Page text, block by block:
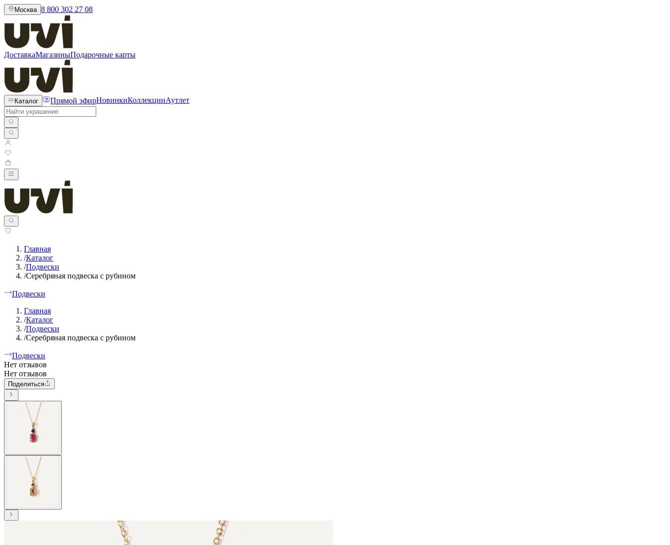
Москва 8 800 302 27 08
ДоставкаМагазиныПодарочные карты
Каталог Прямой эфирНовинкиКоллекцииАутлет
Главная
/Каталог
/Подвески
/Серебряная подвеска с рубином
Подвески
Главная
/Каталог
/Подвески
/Серебряная подвеска с рубином
Подвески
Нет отзывов
Нет отзывов
Поделиться